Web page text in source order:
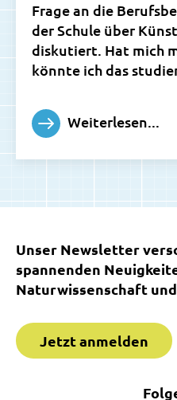
Frage an die
der Schule über
diskutiert. Hat mich
könnte ich das
Weiterlesen...
Unser Newsletter
spannenden
Naturwissenschaft
Jetzt anmelden